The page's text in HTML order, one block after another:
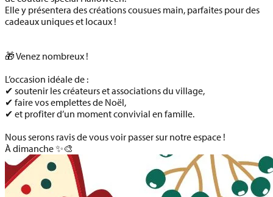
Elle y présentera descréations cousues main, parfaites pour des
cadeaux uniques et locaux !
🎁 Venez nombreux !
L’occasion idéale de :
✔ soutenir les créateurs et associations du village,
✔ faire vos emplettes de Noël,
✔ et profiter d’un moment convivial en famille.
Nous serons ravis de vous voir passer sur notre espace !
À dimanche ✨🎨